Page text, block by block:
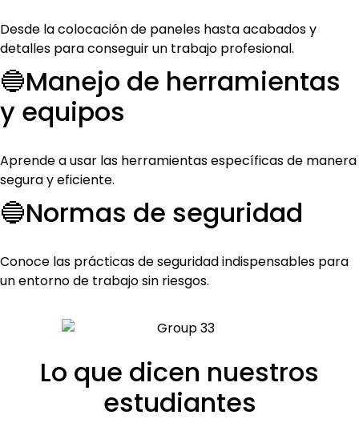
Desde la colocación de paneles hasta acabados y
detalles para conseguir un trabajo profesional.
🔵Manejo de herramientas
y equipos
Aprende a usar las herramientas específicas de manera
segura y eficiente.
🔵Normas de seguridad
Conoce las prácticas de seguridad indispensables para
un entorno de trabajo sin riesgos.
Lo que dicen nuestros
estudiantes